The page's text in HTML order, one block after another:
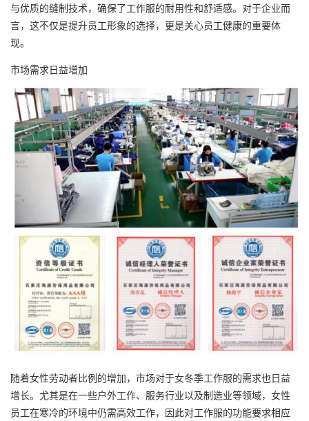
与优质的缝制技术，确保了工作服的耐用性和舒适感。对于企业而
言，这不仅是提升员工形象的选择，更是关心员工健康的重要体
现。
市场需求日益增加
随着女性劳动者比例的增加，市场对于女冬季工作服的需求也日益
增长。尤其是在一些户外工作、服务行业以及制造业等领域，女性
员工在寒冷的环境中仍需高效工作，因此对工作服的功能要求相应